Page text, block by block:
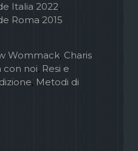
Italia 2022,
Roma 2015
Wommack, Charis
con noi, Resi e
, Metodi di